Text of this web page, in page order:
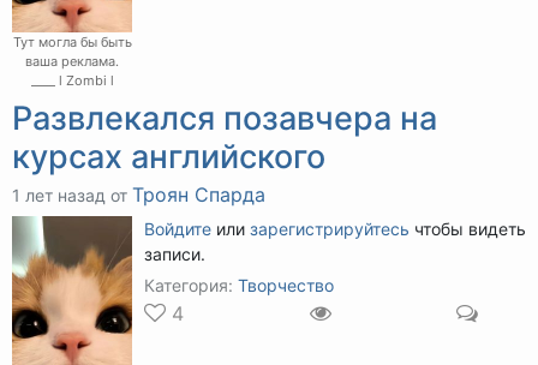
Тут могла бы быть
ваша реклама.
____ l Zombi l
Развлекался позавчера на
курсах английского
1 лет назад от Троян Спарда
Войдите или зарегистрируйтесь чтобы видеть
записи.
Категория: Творчество
4